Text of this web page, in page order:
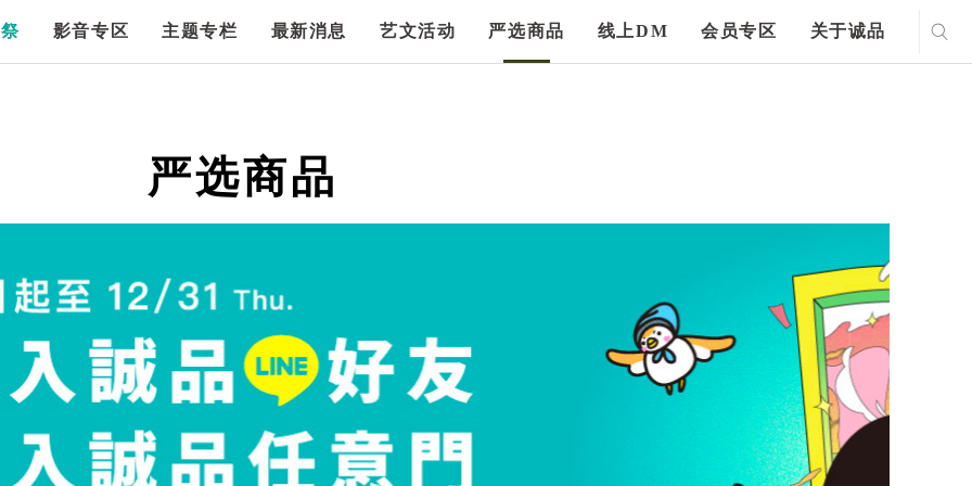
影音专区 主题专栏 最新消息 艺文活动 严选商品 线上DM 会员专区 关于诚品
严选商品